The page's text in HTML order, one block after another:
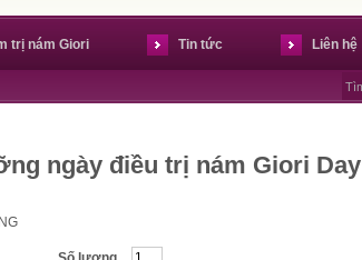
trị nám Giori Tin tức Liên hệ
ngày điều trị nám Giori Day